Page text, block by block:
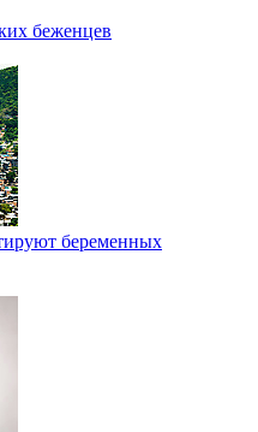
беженцев
беременных